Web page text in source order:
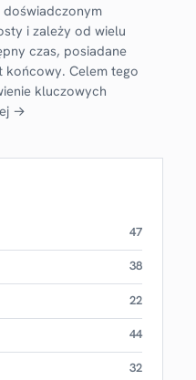
i zależy od wielu
czas, posiadane
końcowy. Celem tego
kluczowych
→
47
38
22
44
32